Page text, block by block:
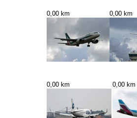
0,00 km 0,00 km
0,00 km 0,00 km